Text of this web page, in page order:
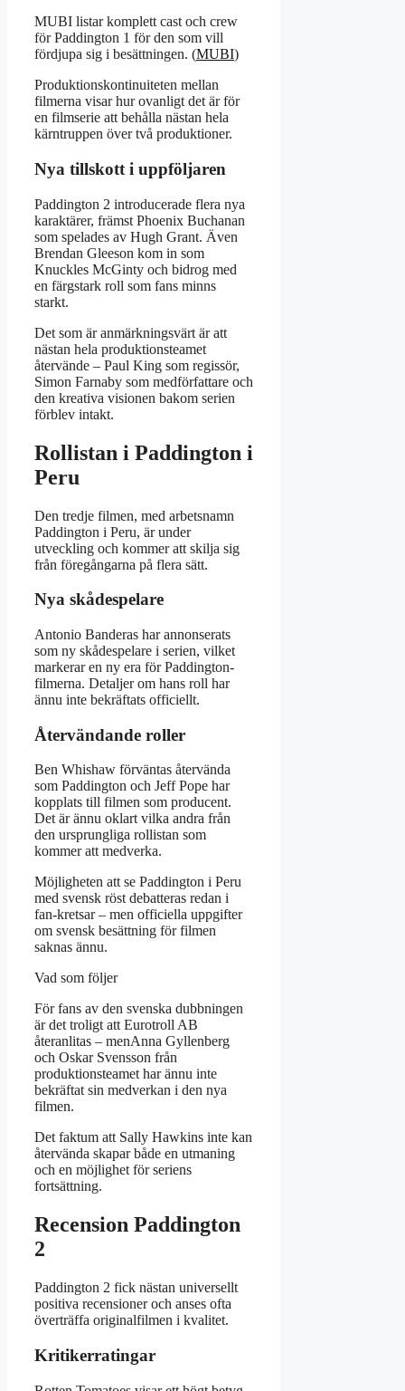
MUBI listar komplett cast och crew
för Paddington 1 för den som vill
fördjupa sig i besättningen. (MUBI)
Produktionskontinuiteten mellan
filmerna visar hur ovanligt det är för
en filmserie att behålla nästan hela
kärntruppen över två produktioner.
Nya tillskott i uppföljaren
Paddington 2 introducerade flera nya
karaktärer, främst Phoenix Buchanan
som spelades av Hugh Grant. Även
Brendan Gleeson kom in som
Knuckles McGinty och bidrog med
en färgstark roll som fans minns
starkt.
Det som är anmärkningsvärt är att
nästan hela produktionsteamet
återvände – Paul King som regissör,
Simon Farnaby som medförfattare och
den kreativa visionen bakom serien
förblev intakt.
Rollistan i Paddington i
Peru
Den tredje filmen, med arbetsnamn
Paddington i Peru, är under
utveckling och kommer att skilja sig
från föregångarna på flera sätt.
Nya skådespelare
Antonio Banderas har annonserats
som ny skådespelare i serien, vilket
markerar en ny era för Paddington-
filmerna. Detaljer om hans roll har
ännu inte bekräftats officiellt.
Återvändande roller
Ben Whishaw förväntas återvända
som Paddington och Jeff Pope har
kopplats till filmen som producent.
Det är ännu oklart vilka andra från
den ursprungliga rollistan som
kommer att medverka.
Möjligheten att se Paddington i Peru
med svensk röst debatteras redan i
fan-kretsar – men officiella uppgifter
om svensk besättning för filmen
saknas ännu.
Vad som följer
För fans av den svenska dubbningen
är det troligt att Eurotroll AB
återanlitas – menAnna Gyllenberg
och Oskar Svensson från
produktionsteamet har ännu inte
bekräftat sin medverkan i den nya
filmen.
Det faktum att Sally Hawkins inte kan
återvända skapar både en utmaning
och en möjlighet för seriens
fortsättning.
Recension Paddington
2
Paddington 2 fick nästan universellt
positiva recensioner och anses ofta
överträffa originalfilmen i kvalitet.
Kritikerratingar